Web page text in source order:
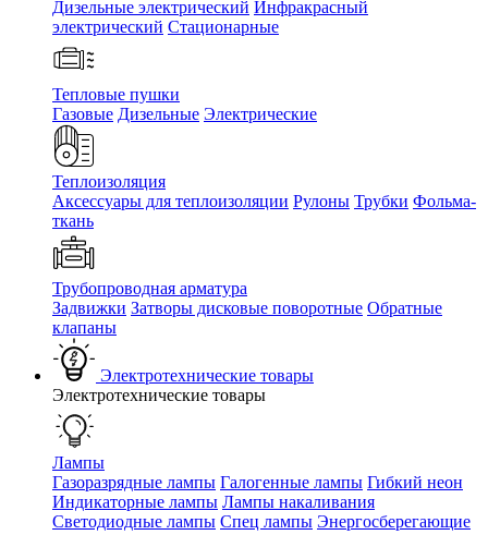
Дизельные электрический Инфракрасный
электрический Стационарные
Тепловые пушки
Газовые Дизельные Электрические
Теплоизоляция
Аксессуары для теплоизоляции Рулоны Трубки Фольма-
ткань
Трубопроводная арматура
Задвижки Затворы дисковые поворотные Обратные
клапаны
Электротехнические товары
Электротехнические товары
Лампы
Газоразрядные лампы Галогенные лампы Гибкий неон
Индикаторные лампы Лампы накаливания
Светодиодные лампы Спец лампы Энергосберегающие